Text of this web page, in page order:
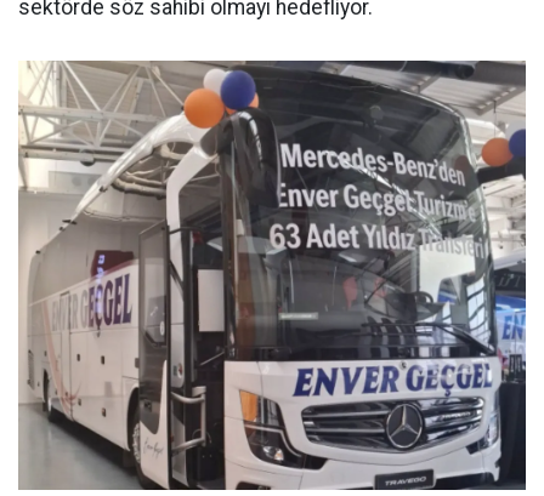
sektörde söz sahibi olmayı hedefliyor.